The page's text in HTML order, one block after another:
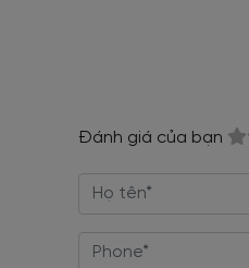
Đánh giá của bạn